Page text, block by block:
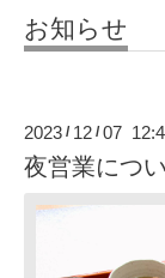
お知らせ
2023 / 12 /07
夜営業につ